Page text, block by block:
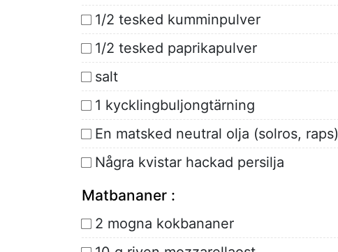
1/2 tesked kumminpulver
1/2 tesked paprikapulver
salt
1 kycklingbuljongtärning
En matsked neutral olja (solros, raps)
Några kvistar hackad persilja
Matbananer :
2 mogna kokbananer